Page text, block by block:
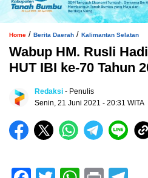
Home / Berita Daerah / Kalimantan Selatan
Wabup HM. Rusli
HUT IBI ke-70 Tahun
Redaksi - Penulis
Senin, 21 Juni 2021 - 20:31 WITA